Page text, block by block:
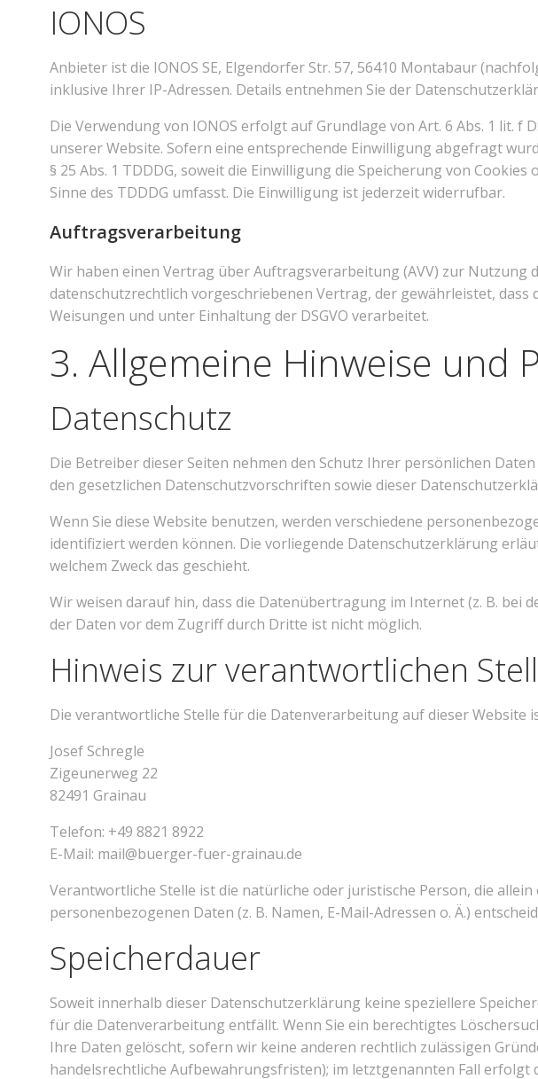
IONOS
Anbieter ist die IONOS SE, Elgendorfer Str. 57, 56410 Montabaur
inklusive Ihrer IP-Adressen. Details entnehmen Sie der
Die Verwendung von IONOS erfolgt auf Grundlage von Art. 6 Abs. 1 lit.
unserer Website. Sofern eine entsprechende Einwilligung abgefragt
§ 25 Abs. 1 TDDDG, soweit die Einwilligung die Speicherung von
Sinne des TDDDG umfasst. Die Einwilligung ist jederzeit widerrufbar.
Auftragsverarbeitung
Wir haben einen Vertrag über Auftragsverarbeitung (AVV) zur Nutzung
datenschutzrechtlich vorgeschriebenen Vertrag, der gewährleistet,
Weisungen und unter Einhaltung der DSGVO verarbeitet.
3. Allgemeine Hinweise und
Datenschutz
Die Betreiber dieser Seiten nehmen den Schutz Ihrer persönlichen
den gesetzlichen Datenschutzvorschriften sowie dieser
Wenn Sie diese Website benutzen, werden verschiedene
identifiziert werden können. Die vorliegende Datenschutzerklärung
welchem Zweck das geschieht.
Wir weisen darauf hin, dass die Datenübertragung im Internet (z. B. bei
der Daten vor dem Zugriff durch Dritte ist nicht möglich.
Hinweis zur verantwortlichen
Die verantwortliche Stelle für die Datenverarbeitung auf dieser Website
Josef Schregle
Zigeunerweg 22
82491 Grainau
Telefon: +49 8821 8922
E-Mail: mail@buerger-fuer-grainau.de
Verantwortliche Stelle ist die natürliche oder juristische Person, die
personenbezogenen Daten (z. B. Namen, E-Mail-Adressen o. Ä.)
Speicherdauer
Soweit innerhalb dieser Datenschutzerklärung keine speziellere
für die Datenverarbeitung entfällt. Wenn Sie ein berechtigtes
Ihre Daten gelöscht, sofern wir keine anderen rechtlich zulässigen
handelsrechtliche Aufbewahrungsfristen); im letztgenannten Fall erfolgt